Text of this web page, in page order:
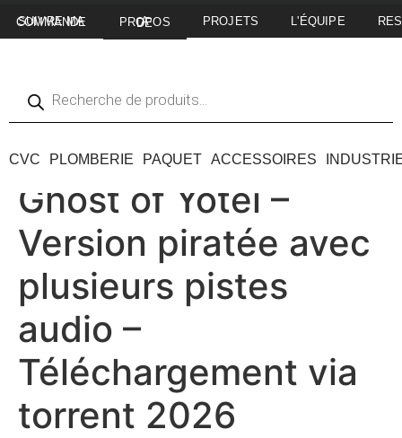
SUIVRE MA COMMANDE A PROPOS DE PROJETS L'ÉQUIPE
CVC PLOMBERIE PAQUET ACCESSOIRES
Ghost of Yotei –
Version piratée avec
plusieurs pistes
audio –
Téléchargement via
torrent 2026